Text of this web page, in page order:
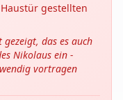
gestellten
das es auch
Nikolaus ein -
vortragen